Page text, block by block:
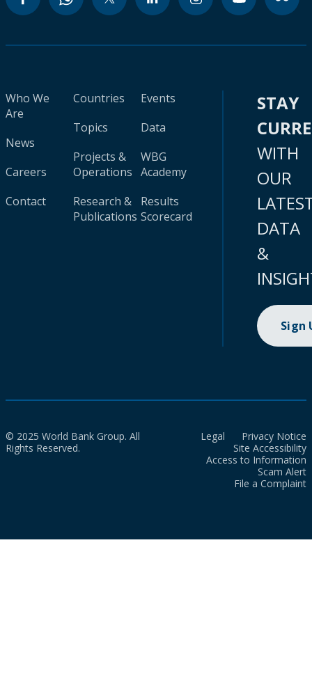
Who We
Are
News
Careers
Contact
Countries
Topics
Projects &
Operations
Research &
Publications
Events
Data
WBG
Academy
Results
Scorecard
STAY
WITH
OUR
DATA
&
Sign
© 2025 World Bank Group. All
Rights Reserved.
Legal
Privacy Notice
Site Accessibility
Access to Information
Scam Alert
File a Complaint